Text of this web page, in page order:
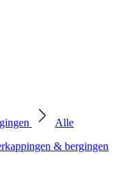
Alle
& bergingen